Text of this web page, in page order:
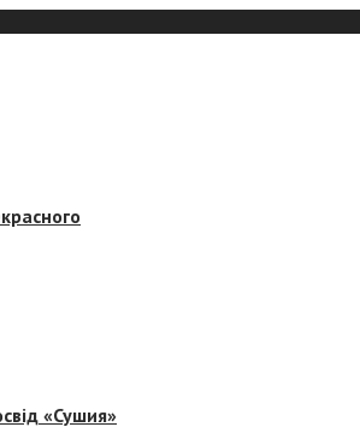
«Сушия»